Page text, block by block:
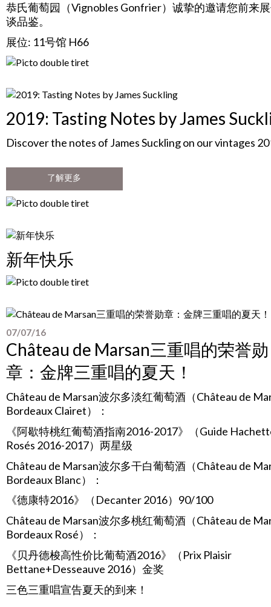
恭氏葡萄园（Vignobles Gonfrier）诚挚的邀请您前来
谈品鉴。
展位: 11号馆 H66
2019: Tasting Notes by James
Discover the notes of James Suckling on our vintages
了解更多
新年快乐
07/07/16
Château de Marsan三重唱的荣誉勋
章：金牌三重唱的夏天！
Château de Marsan波尔多淡红葡萄酒（Château de
Bordeaux Clairet）：
《阿歇特桃红葡萄酒指南2016-2017》（Guide
Rosés 2016-2017）两星级
Château de Marsan波尔多干白葡萄酒（Château de
Bordeaux Blanc）：
《德康特2016》（ Decanter 2016） 90/100
Château de Marsan波尔多桃红葡萄酒（Château de
Bordeaux Rosé）：
《贝丹德梭高性价比葡萄酒2016》（ Prix Plaisir
Bettane+Desseauve 2016）金奖
三色三重唱宣告夏天的到来！